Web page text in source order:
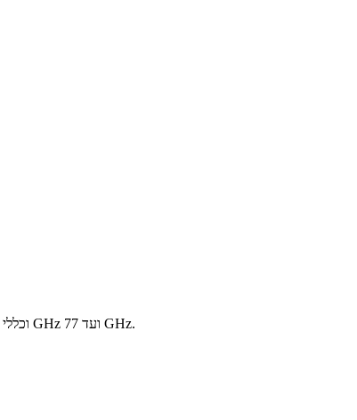
איך לתכנן מעגלים מודפסים גמישים למערכות אנטנה 5G ו-mmWave. כולל בחירת חומרים, בקרת עכבה, שילוב antenna-in-package וכללי ייצור לתדרים מתחת ל-6 GHz ועד 77 GHz.